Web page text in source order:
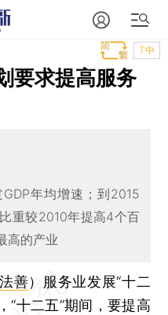
T中
要求提高服务
年均增速；到2015
重较2010年提高4个百
高的产业
善） 服务业发展“十二
“十二五”期间，要提高